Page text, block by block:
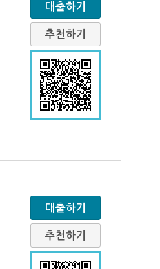
대출하기
추천하기
대출하기
추천하기